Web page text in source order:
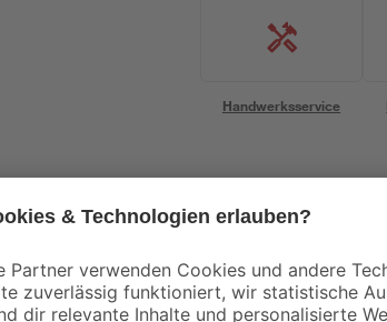
Handwerksservice
Mengenrabatt Mengenrabatt